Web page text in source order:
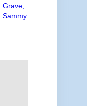
Grave,
Sammy